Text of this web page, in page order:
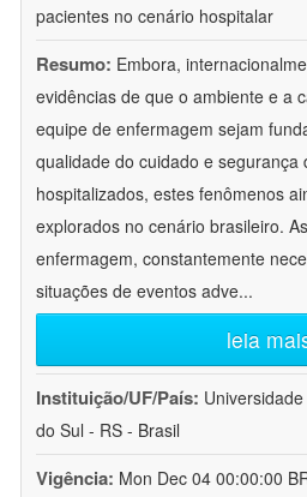
pacientes no cenário hospitalar
Resumo: Embora,
evidências de que o ambiente e a
equipe de enfermagem sejam
qualidade do cuidado e segurança
hospitalizados, estes fenômenos
explorados no cenário brasileiro.
enfermagem, constantemente
situações de eventos adve...
leia
Instituição/UF/País:
do Sul - RS - Brasil
Vigência: Mon Dec 04 00:00:00